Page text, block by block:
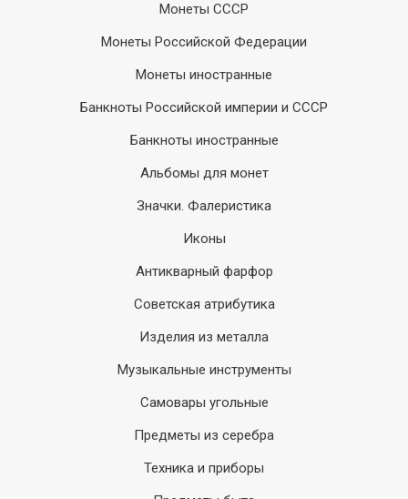
Монеты СССР
Монеты Российской Федерации
Монеты иностранные
Банкноты Российской империи и СССР
Банкноты иностранные
Альбомы для монет
Значки. Фалеристика
Иконы
Антикварный фарфор
Советская атрибутика
Изделия из металла
Музыкальные инструменты
Самовары угольные
Предметы из серебра
Техника и приборы